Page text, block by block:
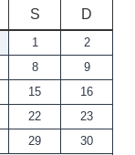
S D
1
2
8
9
15
16
22
23
29
30